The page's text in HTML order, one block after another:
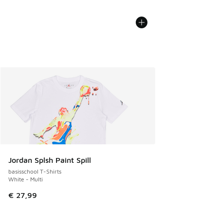
Jordan Splsh Paint Spill
basisschool T-Shirts
White - Multi
€ 27,99